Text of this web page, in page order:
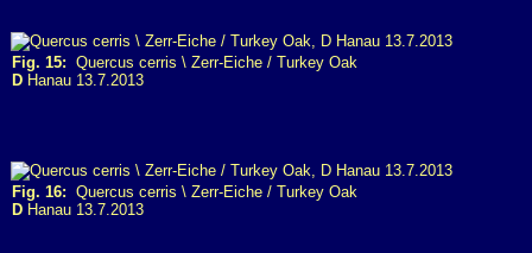
Fig. 15: Quercus cerris \ Zerr-Eiche / Turkey Oak
D Hanau 13.7.2013
Fig. 16: Quercus cerris \ Zerr-Eiche / Turkey Oak
D Hanau 13.7.2013